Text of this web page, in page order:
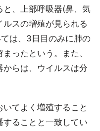
と、上部呼吸器(鼻、気
スの増殖が見られる
は、3日目のみに肺の
ったという。また、
らは、ウイルスは分
てよく増殖すること
ることと一致してい